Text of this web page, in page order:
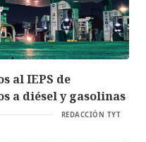
al IEPS de
a diésel y gasolinas
REDACCIÓN TYT